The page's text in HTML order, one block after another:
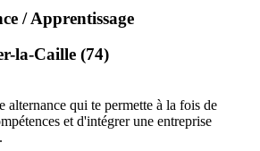
/ Apprentissage
la-Caille (74)
alternance qui te permette à la fois de
et d'intégrer une entreprise